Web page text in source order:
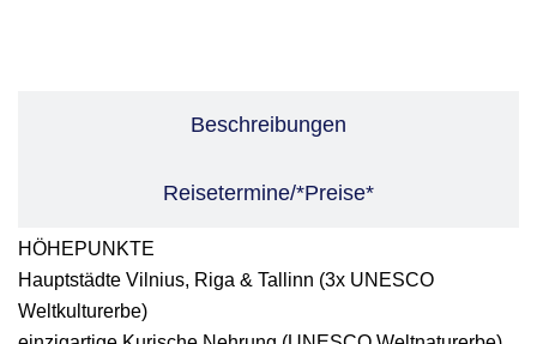
Beschreibungen
Reisetermine/*Preise*
HÖHEPUNKTE
Hauptstädte Vilnius, Riga & Tallinn (3x UNESCO
Weltkulturerbe)